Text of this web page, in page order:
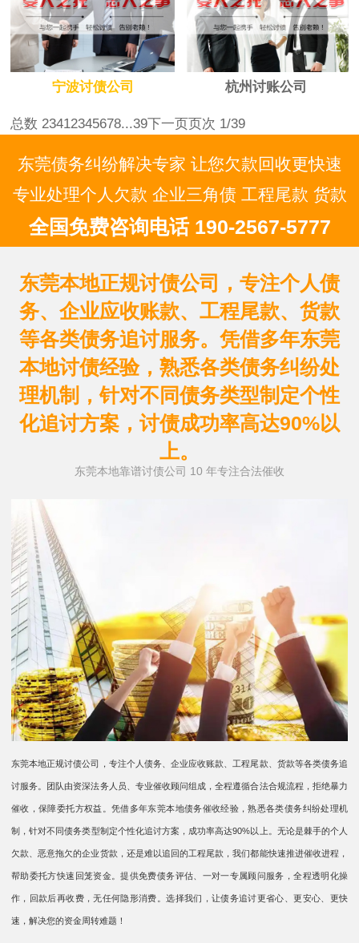
宁波讨债公司 杭州讨账公司
总数 23412345678...39下一页页次 1/39
东莞债务纠纷解决专家 让您欠款回收更快速
专业处理个人欠款 企业三角债 工程尾款 货款
全国免费咨询电话 190-2567-5777
东莞本地正规讨债公司，专注个人债
务、企业应收账款、工程尾款、货款
等各类债务追讨服务。凭借多年东莞
本地讨债经验，熟悉各类债务纠纷处
理机制，针对不同债务类型制定个性
化追讨方案，讨债成功率高达90%以
上。
东莞本地靠谱讨债公司 10 年专注合法催收
东莞本地正规讨债公司，专注个人债务、企业应收账款、工程尾款、货款等各类债务追
讨服务。团队由资深法务人员、专业催收顾问组成，全程遵循合法合规流程，拒绝暴力
催收，保障委托方权益。凭借多年东莞本地债务催收经验，熟悉各类债务纠纷处理机
制，针对不同债务类型制定个性化追讨方案，成功率高达90%以上。无论是棘手的个人
欠款、恶意拖欠的企业货款，还是难以追回的工程尾款，我们都能快速推进催收进程，
帮助委托方快速回笼资金。提供免费债务评估、一对一专属顾问服务，全程透明化操
作，回款后再收费，无任何隐形消费。选择我们，让债务追讨更省心、更安心、更快
速，解决您的资金周转难题！